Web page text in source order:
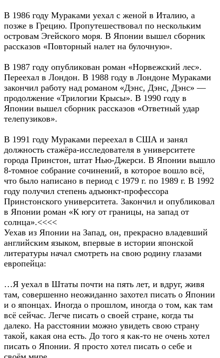
В 1986 году Мураками уехал с женой в Италию, а
позже в Грецию. Пропутешествовал по нескольким
островам Эгейского моря. В Японии вышел сборник
рассказов «Повторный налет на булочную».
В 1987 году опубликован роман «Норвежский лес».
Переехал в Лондон. В 1988 году в Лондоне Мураками
закончил работу над романом «Дэнс, Дэнс, Дэнс» —
продолжение «Трилогии Крысы». В 1990 году в
Японии вышел сборник рассказов «Ответный удар
телепузиков».
В 1991 году Мураками переехал в США и занял
должность стажёра-исследователя в университете
города Принстон, штат Нью-Джерси. В Японии вышло
8-томное собрание сочинений, в которое вошло всё,
что было написано в период с 1979 г. по 1989 г. В 1992
году получил степень адъюнкт-профессора
Принстонского университета. Закончил и опубликовал
в Японии роман «К югу от границы, на запад от
солнца».<<<<
Уехав из Японии на Запад, он, прекрасно владевший
английским языком, впервые в истории японской
литературы начал смотреть на свою родину глазами
европейца:
…Я уехал в Штаты почти на пять лет, и вдруг, живя
там, совершенно неожиданно захотел писать о Японии
и о японцах. Иногда о прошлом, иногда о том, как там
всё сейчас. Легче писать о своей стране, когда ты
далеко. На расстоянии можно увидеть свою страну
такой, какая она есть. До того я как-то не очень хотел
писать о Японии. Я просто хотел писать о себе и